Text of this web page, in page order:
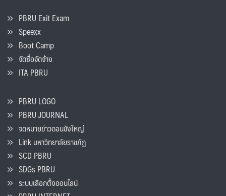
PBRU Exit Exam
Speexx
Boot Camp
จัดซื้อจัดจ้าง
ITA PBRU
PBRU LOGO
PBRU JOURNAL
จดหมายข่าวดอนขังใหญ่
Link มหาวิทยาลัยราชภัฏ
SCD PBRU
SDGs PBRU
ระบบเลือกตั้งออนไลน์